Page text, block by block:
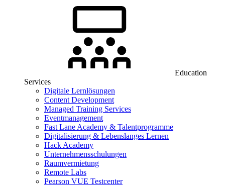
Education
Services
Digitale Lernlösungen
Content Development
Managed Training Services
Eventmanagement
Fast Lane Academy & Talentprogramme
Digitalisierung & Lebenslanges Lernen
Hack Academy
Unternehmensschulungen
Raumvermietung
Remote Labs
Pearson VUE Testcenter